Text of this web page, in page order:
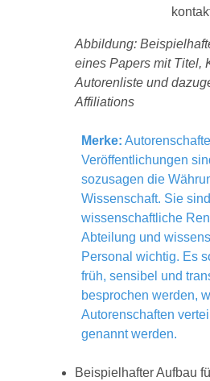
Abbildung:
eines Papers mit Titel,
Autorenliste und
Affiliations
Merke:
Veröffentlichungen
sozusagen die
Wissenschaft. Sie
wissenschaftliche
Abteilung und
Personal wichtig. Es
früh, sensibel und
besprochen werden,
Autorenschaften
genannt werden.
Beispielhafter Aufbau